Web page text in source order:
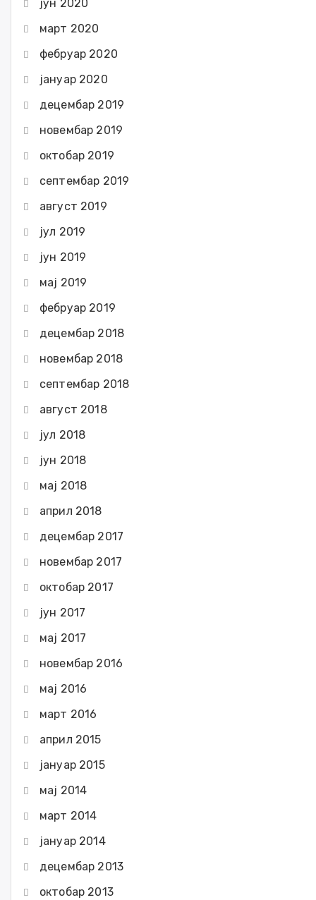
јун 2020
март 2020
фебруар 2020
јануар 2020
децембар 2019
новембар 2019
октобар 2019
септембар 2019
август 2019
јул 2019
јун 2019
мај 2019
фебруар 2019
децембар 2018
новембар 2018
септембар 2018
август 2018
јул 2018
јун 2018
мај 2018
април 2018
децембар 2017
новембар 2017
октобар 2017
јун 2017
мај 2017
новембар 2016
мај 2016
март 2016
април 2015
јануар 2015
мај 2014
март 2014
јануар 2014
децембар 2013
октобар 2013